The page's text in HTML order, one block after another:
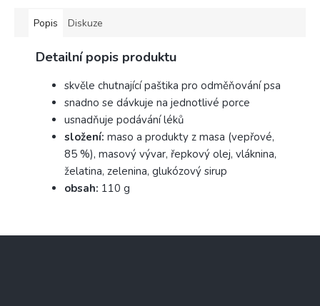
Popis Diskuze
Detailní popis produktu
skvěle chutnající paštika pro odměňování psa
snadno se dávkuje na jednotlivé porce
usnadňuje podávání léků
složení: maso a produkty z masa (vepřové,
85 %), masový vývar, řepkový olej, vláknina,
želatina, zelenina, glukózový sirup
obsah: 110 g